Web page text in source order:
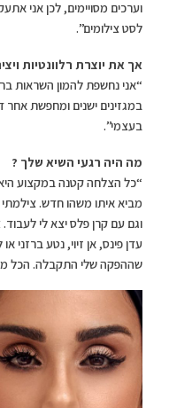
וערכים מסויימים, לכן אני
לסט צילומים”.
אך את יוצרת רלוונטיות
“אני נחשפת להמון השראות
במגזינים ישנים ומחפשת
בעצמי”.
מה היה רגעי השיא שלך ?
“כל הצלחה קטנה במקצוע היא
מביא איתו משהו חדש.
וגם עם קרן פלס יצא לי לעבוד.
עדן פינס, אן זיוי, נטע ברזני
שההפקה שלי התקבלה. הכל